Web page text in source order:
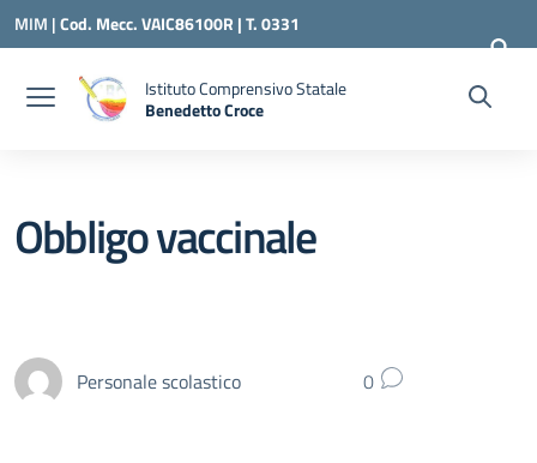
Vai ai contenuti
Vai al menu di navigazione
Vai al footer
MIM |Cod. Mecc. VAIC86100R | T. 0331
240260 | VAIC86100R@ISTRUZIONE.IT
Istituto Comprensivo Statale
Benedetto Croce
Obbligo vaccinale
Personale scolastico 0